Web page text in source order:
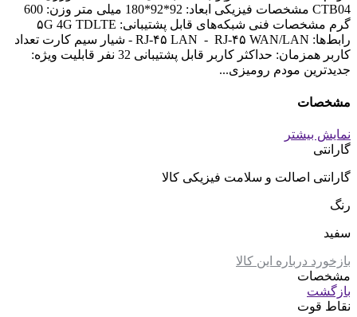
CTB04 مشخصات فیزیکی ابعاد: 92*92*180 میلی متر وزن: 600
گرم مشخصات فنی شبکه‌های قابل پشتیبانی: ۵G 4G TDLTE
رابط‌ها: RJ-۴۵ LAN - RJ-۴۵ WAN/LAN - شیار سیم کارت تعداد
کاربر همزمان: حداکثر کاربر قابل پشتیبانی 32 نفر قابلیت ویژه:
جدیدترین مودم رومیزی...
مشخصات
نمایش بیشتر
گارانتی
گارانتی اصالت و سلامت فیزیکی کالا
رنگ
سفید
بازخورد درباره این کالا
مشخصات
بازگشت
نقاط قوت